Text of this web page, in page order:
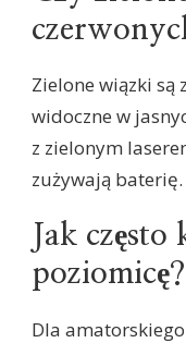
Zielone wiązki są
widoczne w
z zielonym
zużywają baterię.
Jak
poziomicę?
Dla